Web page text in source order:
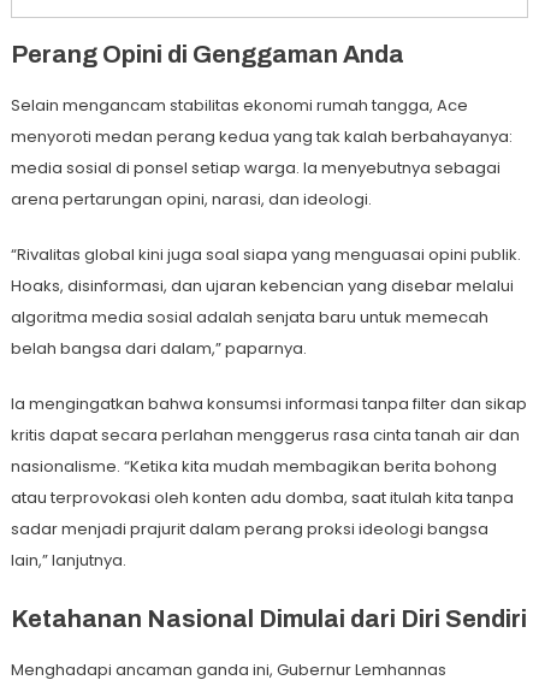
Perang Opini di Genggaman Anda
Selain mengancam stabilitas ekonomi rumah tangga, Ace
menyoroti medan perang kedua yang tak kalah berbahayanya:
media sosial di ponsel setiap warga. Ia menyebutnya sebagai
arena pertarungan opini, narasi, dan ideologi.
“Rivalitas global kini juga soal siapa yang menguasai opini publik.
Hoaks, disinformasi, dan ujaran kebencian yang disebar melalui
algoritma media sosial adalah senjata baru untuk memecah
belah bangsa dari dalam,” paparnya.
Ia mengingatkan bahwa konsumsi informasi tanpa filter dan sikap
kritis dapat secara perlahan menggerus rasa cinta tanah air dan
nasionalisme. “Ketika kita mudah membagikan berita bohong
atau terprovokasi oleh konten adu domba, saat itulah kita tanpa
sadar menjadi prajurit dalam perang proksi ideologi bangsa
lain,” lanjutnya.
Ketahanan Nasional Dimulai dari Diri Sendiri
Menghadapi ancaman ganda ini, Gubernur Lemhannas